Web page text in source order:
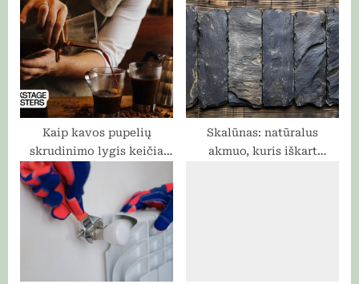
P
o
s
t
:
s
t
:
Kaip kavos pupelių
skrudinimo lygis keičia
gėrimo skonį?
Skalūnas: natūralus
akmuo, kuris iškart